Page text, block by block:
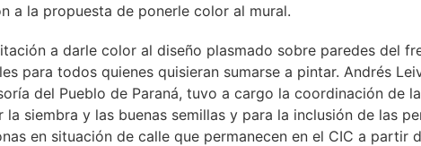
a la propuesta de ponerle color al mural.
a darle color al diseño plasmado sobre paredes del
para todos quienes quisieran sumarse a pintar. Andrés
del Pueblo de Paraná, tuvo a cargo la coordinación de
siembra y las buenas semillas y para la inclusión de las
en situación de calle que permanecen en el CIC a partir